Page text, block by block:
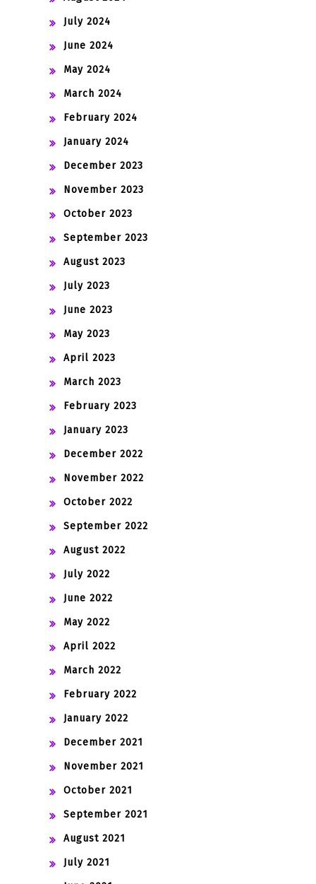
July 2024
June 2024
May 2024
March 2024
February 2024
January 2024
December 2023
November 2023
October 2023
September 2023
August 2023
July 2023
June 2023
May 2023
April 2023
March 2023
February 2023
January 2023
December 2022
November 2022
October 2022
September 2022
August 2022
July 2022
June 2022
May 2022
April 2022
March 2022
February 2022
January 2022
December 2021
November 2021
October 2021
September 2021
August 2021
July 2021